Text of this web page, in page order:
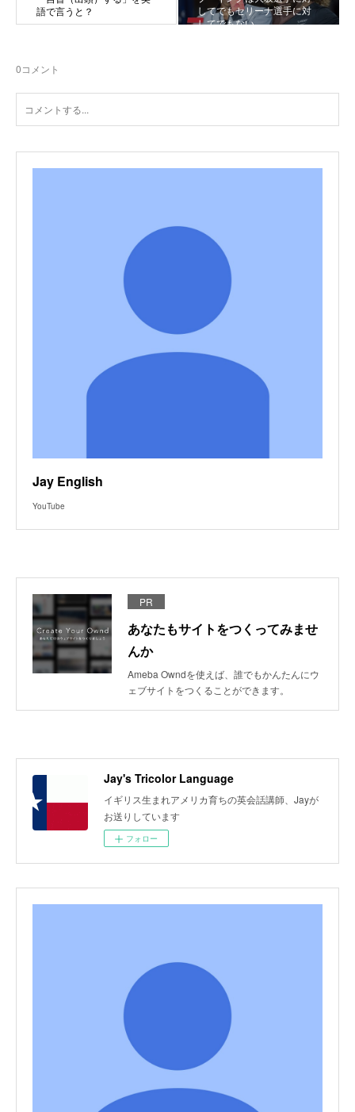
語で言うと？
してでもセリーナ選手に対
してでもない
0コメント
Jay English
YouTube
PR
あなたもサイトをつくってみませ
んか
Ameba Owndを使えば、誰でもかんたんにウ
ェブサイトをつくることができます。
Jay's Tricolor Language
イギリス生まれアメリカ育ちの英会話講師、Jayが
お送りしています
フォロー